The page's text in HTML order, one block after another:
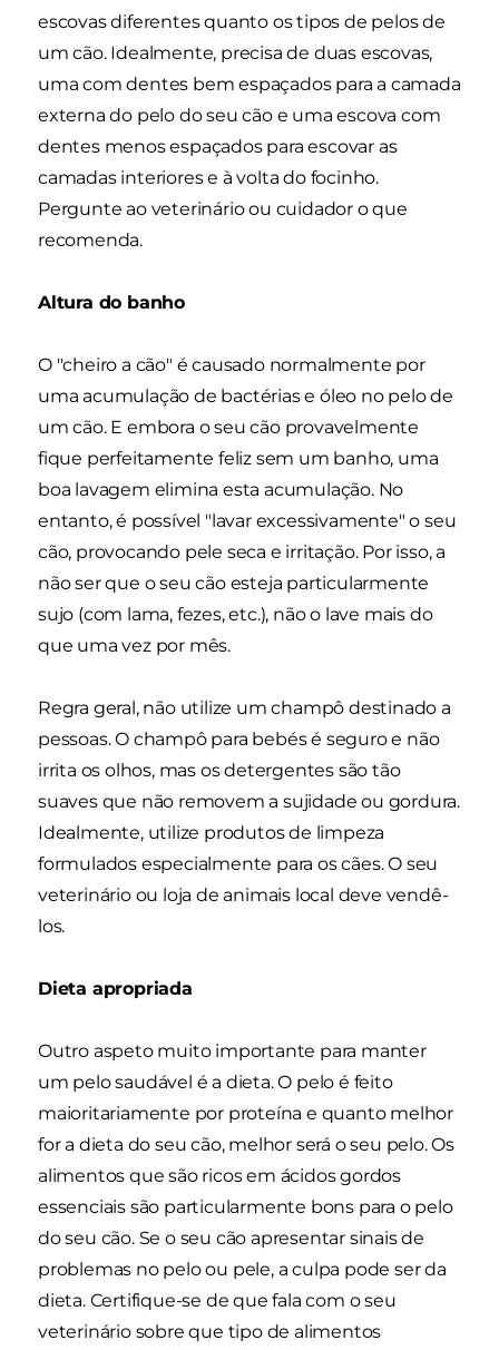
escovas diferentes quanto os tipos de pelos de
um cão. Idealmente, precisa de duas escovas,
uma com dentes bem espaçados para a camada
externa do pelo do seu cão e uma escova com
dentes menos espaçados para escovar as
camadas interiores e à volta do focinho.
Pergunte ao veterinário ou cuidador o que
recomenda.
Altura do banho
O "cheiro a cão" é causado normalmente por
uma acumulação de bactérias e óleo no pelo de
um cão. E embora o seu cão provavelmente
fique perfeitamente feliz sem um banho, uma
boa lavagem elimina esta acumulação. No
entanto, é possível "lavar excessivamente" o seu
cão, provocando pele seca e irritação. Por isso, a
não ser que o seu cão esteja particularmente
sujo (com lama, fezes, etc.), não o lave mais do
que uma vez por mês.
Regra geral, não utilize um champô destinado a
pessoas. O champô para bebés é seguro e não
irrita os olhos, mas os detergentes são tão
suaves que não removem a sujidade ou gordura.
Idealmente, utilize produtos de limpeza
formulados especialmente para os cães. O seu
veterinário ou loja de animais local deve vendê-
los.
Dieta apropriada
Outro aspeto muito importante para manter
um pelo saudável é a dieta. O pelo é feito
maioritariamente por proteína e quanto melhor
for a dieta do seu cão, melhor será o seu pelo. Os
alimentos que são ricos em ácidos gordos
essenciais são particularmente bons para o pelo
do seu cão. Se o seu cão apresentar sinais de
problemas no pelo ou pele, a culpa pode ser da
dieta. Certifique-se de que fala com o seu
veterinário sobre que tipo de alimentos